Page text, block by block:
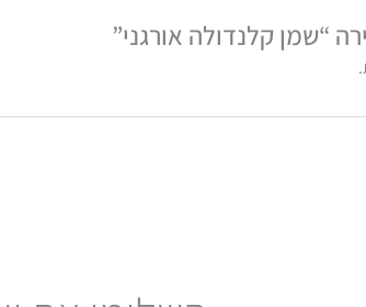
“שמן קלנדולה אורגני”
בואי נהיה חברות !
והשווה שלי ולקבל למייל קופון 15% הנחה כבר